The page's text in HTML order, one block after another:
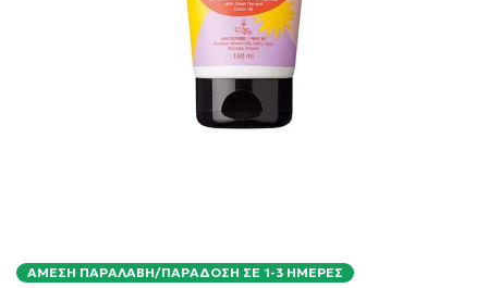
ΆΜΕΣΗ ΠΑΡΑΛΑΒΉ/ΠΑΡΆΔΟΣΗ ΣΕ 1-3 ΗΜΈΡΕΣ